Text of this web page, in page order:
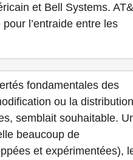
et Bell Systems.
l’entraide entre les
fondamentales des
ou la distribution
semblait souhaitable.
beaucoup de
et expérimentées),